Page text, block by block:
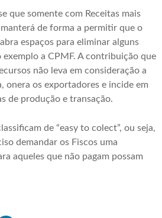
que somente com Receitas mais
de forma a permitir que o
espaços para eliminar alguns
a CPMF. A contribuição que
não leva em consideração a
onera os exportadores e incide em
de produção e transação.
de “easy to colect”, ou seja,
demandar os Fiscos uma
aqueles que não pagam possam